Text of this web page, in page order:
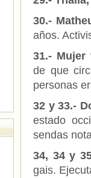
30.-
años.
31.- Mujer
de que
personas
32 y 33.-
estado
sendas
34, 34 y
gais.